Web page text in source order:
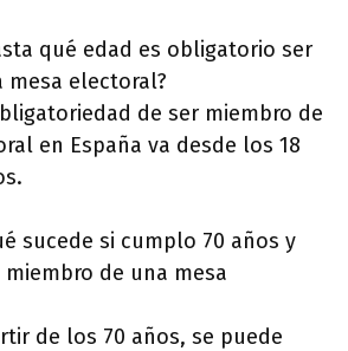
qué edad es obligatorio ser
mesa electoral?
de ser miembro de
en España va desde los 18
sucede si cumplo 70 años y
de una mesa
de los 70 años, se puede